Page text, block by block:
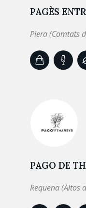
PAGÈS
Piera (Comtats
PAGO DE
Requena (Altos